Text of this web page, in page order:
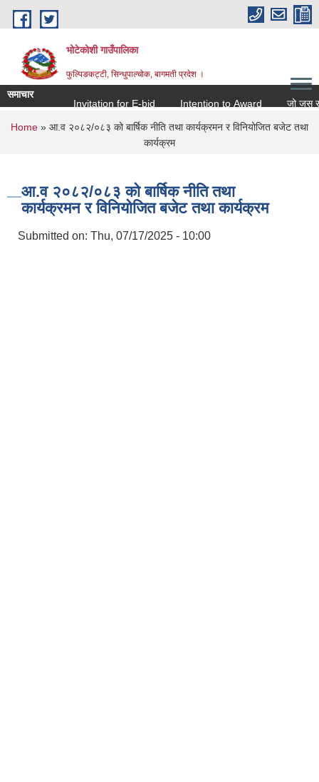
Skip to main content
भोटेकोशी गाउँपालिका
फुल्पिङकट्टी, सिन्धुपाल्चोक, बागमती प्रदेश ।
समाचार
Invitation for E-bid
Intention to Award जो जस संग
You are here
Home » आ.व २०८२/०८३ को बार्षिक नीति तथा कार्यक्रमन र विनियोजित बजेट तथा
कार्यक्रम
आ.व २०८२/०८३ को बार्षिक नीति तथा
कार्यक्रमन र विनियोजित बजेट तथा कार्यक्रम
Submitted on: Thu, 07/17/2025 - 10:00